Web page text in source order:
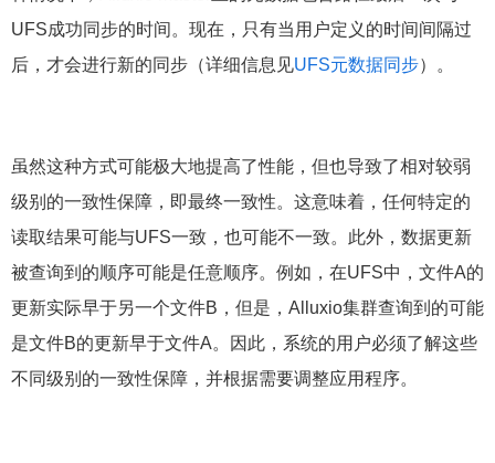
UFS成功同步的时间。现在，只有当用户定义的时间间隔过
后，才会进行新的同步（详细信息见UFS元数据同步）。
虽然这种方式可能极大地提高了性能，但也导致了相对较弱
级别的一致性保障，即最终一致性。这意味着，任何特定的
读取结果可能与UFS一致，也可能不一致。此外，数据更新
被查询到的顺序可能是任意顺序。例如，在UFS中，文件A的
更新实际早于另一个文件B，但是，Alluxio集群查询到的可能
是文件B的更新早于文件A。因此，系统的用户必须了解这些
不同级别的一致性保障，并根据需要调整应用程序。